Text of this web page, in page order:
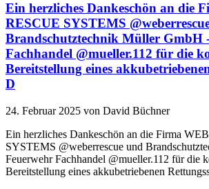
Ein herzliches Dankeschön an die
RESCUE SYSTEMS
Brandschutztechnik Müller GmbH
Fachhandel @mueller.112 für die
Bereitstellung eines
D
24. Februar 2025 von David Büchner
Ein herzliches Dankeschön an die Firma
SYSTEMS @weberrescue und
Feuerwehr Fachhandel @mueller.112 für die
Bereitstellung eines akkubetriebenen